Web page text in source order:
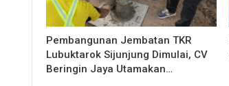
Pembangunan Jembatan TKR
Lubuktarok Sijunjung Dimulai, CV
Beringin Jaya Utamakan…